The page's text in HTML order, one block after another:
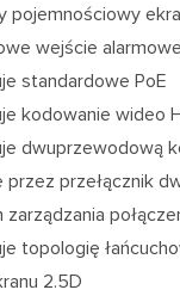
pojemnościowy
wejście
standardowe PoE
kodowanie wideo
dwuprzewodową
przez przełącznik
zarządzania
topologię
2.5D